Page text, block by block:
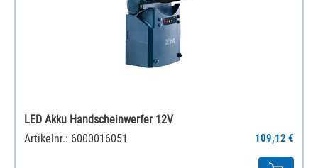
LED Akku Handscheinwerfer 12V
Artikelnr.: 6000016051
109,12 €